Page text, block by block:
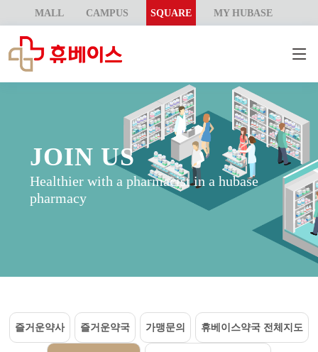
MALL CAMPUS SQUARE MY HUBASE
JOIN US
Healthier with a pharmacist in a hubase
pharmacy
즐거운약사 즐거운약국 가맹문의 휴베이스약국 전체지도